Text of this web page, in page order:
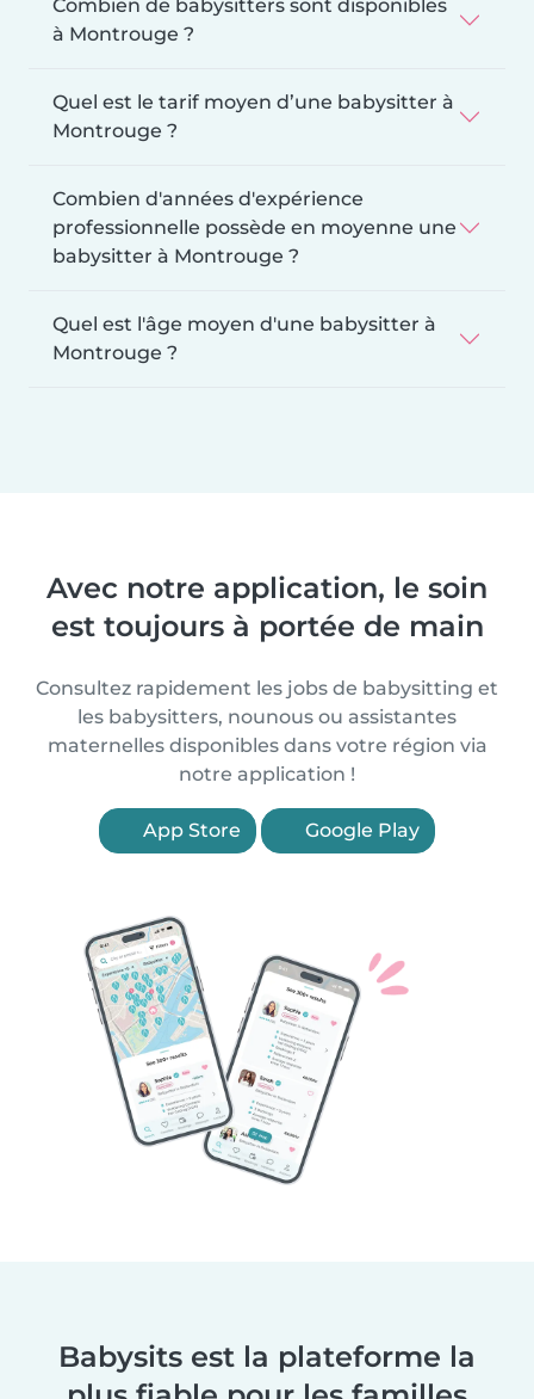
Combien de babysitters sont disponibles
à Montrouge ?
Quel est le tarif moyen d’une babysitter à
Montrouge ?
Combien d'années d'expérience
professionnelle possède en moyenne une
babysitter à Montrouge ?
Quel est l'âge moyen d'une babysitter à
Montrouge ?
Avec notre application, le soin
est toujours à portée de main
Consultez rapidement les jobs de babysitting et
les babysitters, nounous ou assistantes
maternelles disponibles dans votre région via
notre application !
App Store Google Play
Babysits est la plateforme la